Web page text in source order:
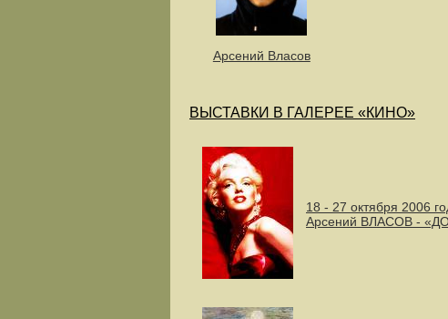
Арсений Власов
ВЫСТАВКИ В ГАЛЕРЕЕ «КИНО»
18 - 27 октября 2006
Арсений ВЛАСОВ -